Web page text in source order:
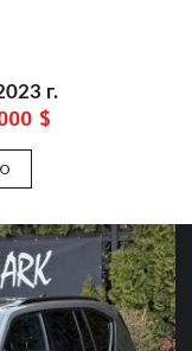
г.
$